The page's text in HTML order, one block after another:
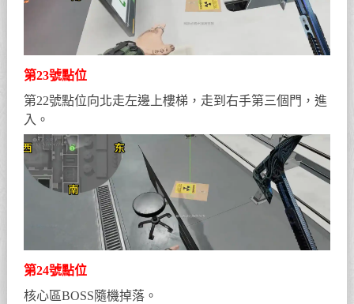
第23號點位
第22號點位向北走左邊上樓梯，走到右手第三個門，進
入。
第24號點位
核心區BOSS隨機掉落。